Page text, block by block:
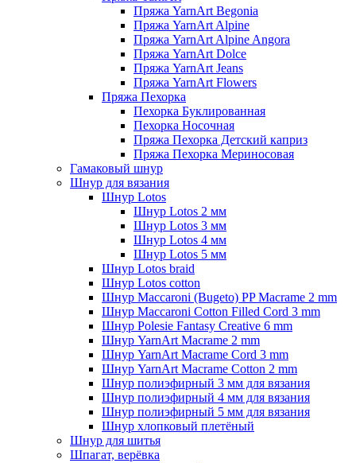
Пряжа YarnArt Begonia
Пряжа YarnArt Alpine
Пряжа YarnArt Alpine Angora
Пряжа YarnArt Dolce
Пряжа YarnArt Jeans
Пряжа YarnArt Flowers
Пряжа Пехорка
Пехорка Буклированная
Пехорка Носочная
Пряжа Пехорка Детский каприз
Пряжа Пехорка Мериносовая
Гамаковый шнур
Шнур для вязания
Шнур Lotos
Шнур Lotos 2 мм
Шнур Lotos 3 мм
Шнур Lotos 4 мм
Шнур Lotos 5 мм
Шнур Lotos braid
Шнур Lotos cotton
Шнур Maccaroni (Bugeto) PP Macrame 2 mm
Шнур Maccaroni Cotton Filled Cord 3 mm
Шнур Polesie Fantasy Creative 6 mm
Шнур YarnArt Macrame 2 mm
Шнур YarnArt Macrame Cord 3 mm
Шнур YarnArt Macrame Cotton 2 mm
Шнур полиэфирный 3 мм для вязания
Шнур полиэфирный 4 мм для вязания
Шнур полиэфирный 5 мм для вязания
Шнур хлопковый плетёный
Шнур для шитья
Шпагат, верёвка